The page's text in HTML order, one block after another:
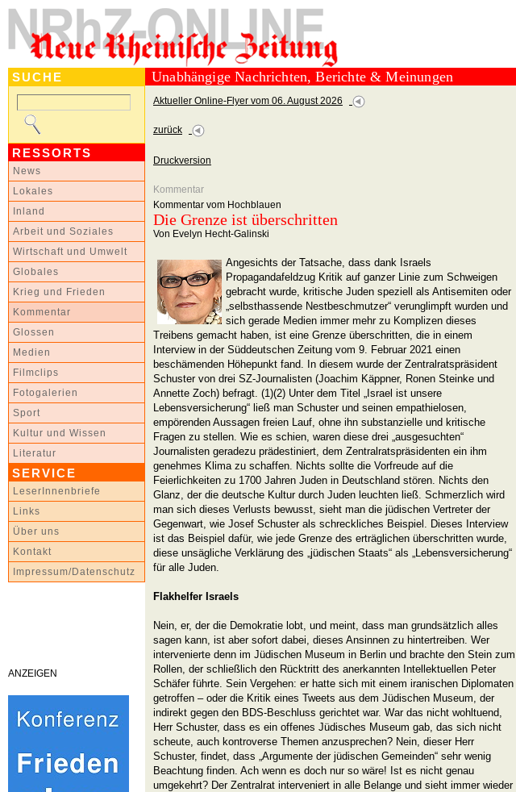
SUCHE
RESSORTS
News
Lokales
Inland
Arbeit und Soziales
Wirtschaft und Umwelt
Globales
Krieg und Frieden
Kommentar
Glossen
Medien
Filmclips
Fotogalerien
Sport
Kultur und Wissen
Literatur
SERVICE
LeserInnenbriefe
Links
Über uns
Kontakt
Impressum/Datenschutz
ANZEIGEN
Unabhängige Nachrichten, Berichte & Meinungen
Aktueller Online-Flyer vom 06. August 2026
zurück
Druckversion
Kommentar
Kommentar vom Hochblauen
Die Grenze ist überschritten
Von Evelyn Hecht-Galinski
Angesichts der Tatsache, dass dank Israels
Propagandafeldzug Kritik auf ganzer Linie zum Schweigen
gebracht wurde, kritische Juden speziell als Antisemiten oder
„selbsthassende Nestbeschmutzer“ verunglimpft wurden und
sich gerade Medien immer mehr zu Komplizen dieses
Treibens gemacht haben, ist eine Grenze überschritten, die in einem
Interview in der Süddeutschen Zeitung vom 9. Februar 2021 einen
beschämenden Höhepunkt fand. In diesem wurde der Zentralratspräsident
Schuster von drei SZ-Journalisten (Joachim Käppner, Ronen Steinke und
Annette Zoch) befragt. (1)(2) Unter dem Titel „Israel ist unsere
Lebensversicherung“ ließ man Schuster und seinen empathielosen,
empörenden Aussagen freien Lauf, ohne ihn substanzielle und kritische
Fragen zu stellen. Wie es schien, waren diese drei „ausgesuchten“
Journalisten geradezu prädestiniert, dem Zentralratspräsidenten ein ihm
genehmes Klima zu schaffen. Nichts sollte die Vorfreude auf die
Feierlichkeiten zu 1700 Jahren Juden in Deutschland stören. Nichts den
Glanz, der die deutsche Kultur durch Juden leuchten ließ. Schmerzlich wird
man sich dieses Verlusts bewusst, sieht man die jüdischen Vertreter der
Gegenwart, wie Josef Schuster als schreckliches Beispiel. Dieses Interview
ist das Beispiel dafür, wie jede Grenze des erträglichen überschritten wurde,
diese unsägliche Verklärung des „jüdischen Staats“ als „Lebensversicherung“
für alle Juden.
Flakhelfer Israels
Nein, er, der die Demokratie lobt, und meint, dass man grundsätzlich alles
sagen kann, ist aber sofort dabei, dieses Ansinnen zu hintertreiben. Wer
intervenierte denn im Jüdischen Museum in Berlin und brachte den Stein zum
Rollen, der schließlich den Rücktritt des anerkannten Intellektuellen Peter
Schäfer führte. Sein Vergehen: er hatte sich mit einem iranischen Diplomaten
getroffen – oder die Kritik eines Tweets aus dem Jüdischen Museum, der
indirekt gegen den BDS-Beschluss gerichtet war. War das nicht wohltuend,
Herr Schuster, dass es ein offenes Jüdisches Museum gab, das sich nicht
scheute, auch kontroverse Themen anzusprechen? Nein, dieser Herr
Schuster, findet, dass „Argumente der jüdischen Gemeinden“ sehr wenig
Beachtung finden. Ach wenn es doch nur so wäre! Ist es nicht genau
umgekehrt? Der Zentralrat interveniert in alle Belange und sieht immer wieder